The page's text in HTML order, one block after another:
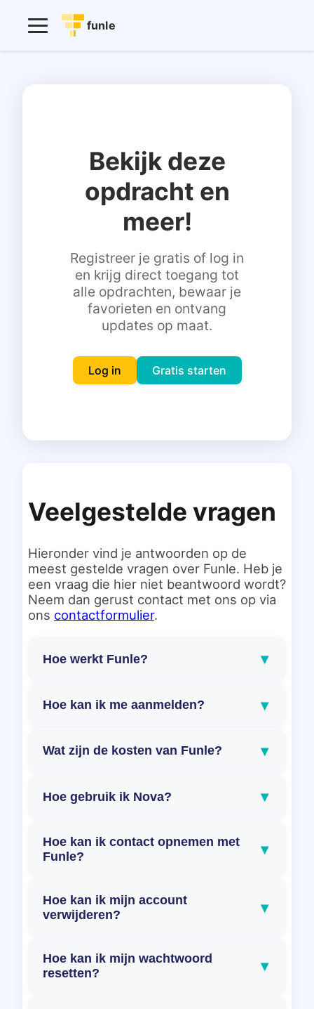
funle
Inloggen
Gratis starten
Bekijk deze
opdracht en
meer!
Registreer je gratis of log in
en krijg direct toegang tot
alle opdrachten, bewaar je
favorieten en ontvang
updates op maat.
Log in Gratis starten
Veelgestelde vragen
Hieronder vind je antwoorden op de
meest gestelde vragen over Funle. Heb je
een vraag die hier niet beantwoord wordt?
Neem dan gerust contact met ons op via
ons contactformulier.
Hoe werkt Funle? ▾
Hoe kan ik me aanmelden? ▾
Wat zijn de kosten van Funle? ▾
Hoe gebruik ik Nova? ▾
Hoe kan ik contact opnemen met
Funle?
▾
Hoe kan ik mijn account
verwijderen?
▾
Hoe kan ik mijn wachtwoord
resetten?
▾